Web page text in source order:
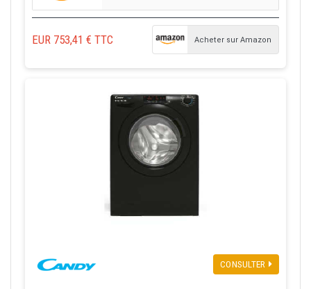
EUR 753,41 € TTC Acheter sur Amazon
CONSULTER